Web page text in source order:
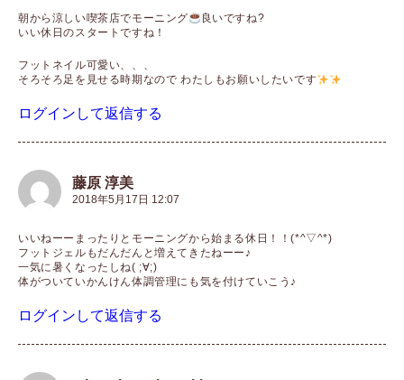
朝から涼しい喫茶店でモーニング
良いですね?
いい休日のスタートですね！
フットネイル可愛い、、、
そろそろ足を見せる時期なので わたしもお願いしたいです
ログインして返信する
藤原 淳美
2018年5月17日 12:07
いいねーーまったりとモーニングから始まる休日！！(*^▽^*)
フットジェルもだんだんと増えてきたねーー♪
一気に暑くなったしね( ;∀;)
体がついていかんけん体調管理にも気を付けていこう♪
ログインして返信する